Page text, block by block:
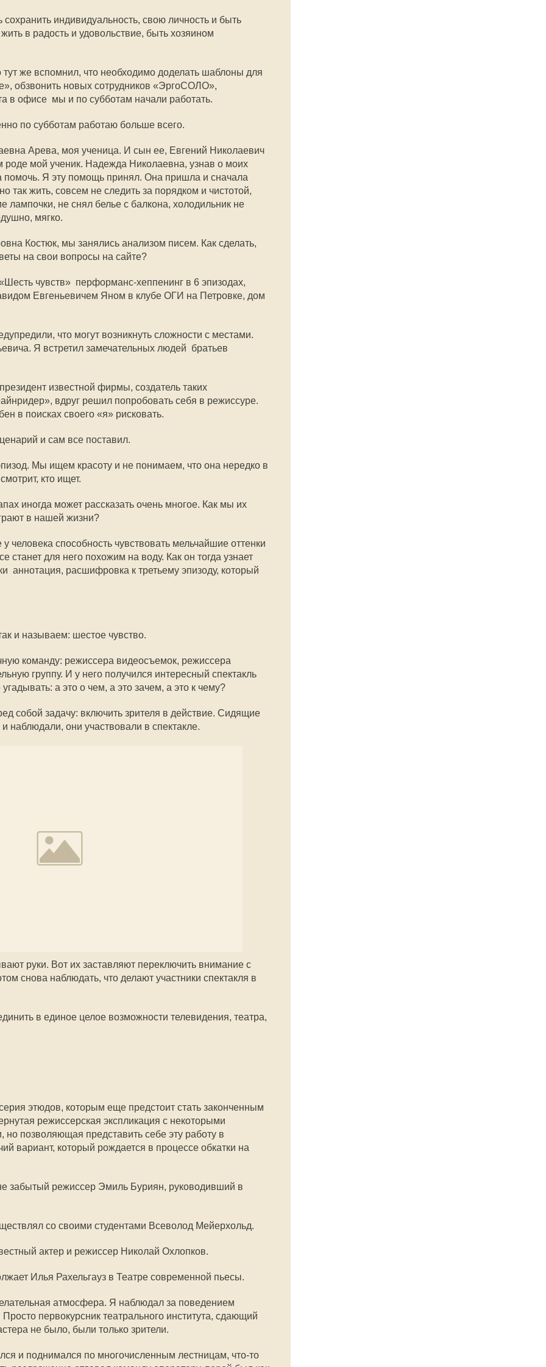
индивидуальность, свою личность и быть
в радость и удовольствие, быть хозяином
тут же вспомнил, что необходимо доделать шаблоны для
обзвонить новых сотрудников «ЭргоСОЛО»,
в офисе  мы и по субботам начали работать.
по субботам работаю больше всего.
Арева, моя ученица. И сын ее, Евгений Николаевич
роде мой ученик. Надежда Николаевна, узнав о моих
помочь. Я эту помощь принял. Она пришла и сначала
так жить, совсем не следить за порядком и чистотой,
лампочки, не снял белье с балкона, холодильник не
мягко.
Костюк, мы занялись анализом писем. Как сделать,
на свои вопросы на сайте?
чувств»  перформанс-хеппенинг в 6 эпизодах,
Евгеньевичем Яном в клубе ОГИ на Петровке, дом
что могут возникнуть сложности с местами.
Я встретил замечательных людей  братьев
известной фирмы, создатель таких
вдруг решил попробовать себя в режиссуре.
в поисках своего «я» рисковать.
и сам все поставил.
Мы ищем красоту и не понимаем, что она нередко в
кто ищет.
иногда может рассказать очень многое. Как мы их
в нашей жизни?
человека способность чувствовать мельчайшие оттенки
станет для него похожим на воду. Как он тогда узнает
 аннотация, расшифровка к третьему эпизоду, который
и называем: шестое чувство.
команду: режиссера видеосъемок, режиссера
группу. И у него получился интересный спектакль 
а это о чем, а это зачем, а это к чему?
собой задачу: включить зрителя в действие. Сидящие
наблюдали, они участвовали в спектакле.
руки. Вот их заставляют переключить внимание с
снова наблюдать, что делают участники спектакля в
в единое целое возможности телевидения, театра,
этюдов, которым еще предстоит стать законченным
режиссерская экспликация с некоторыми
позволяющая представить себе эту работу в
вариант, который рождается в процессе обкатки на
забытый режиссер Эмиль Буриян, руководивший в
со своими студентами Всеволод Мейерхольд.
актер и режиссер Николай Охлопков.
Илья Рахельгауз в Театре современной пьесы.
атмосфера. Я наблюдал за поведением
первокурсник театрального института, сдающий
не было, были только зрители.
и поднимался по многочисленным лестницам, что-то